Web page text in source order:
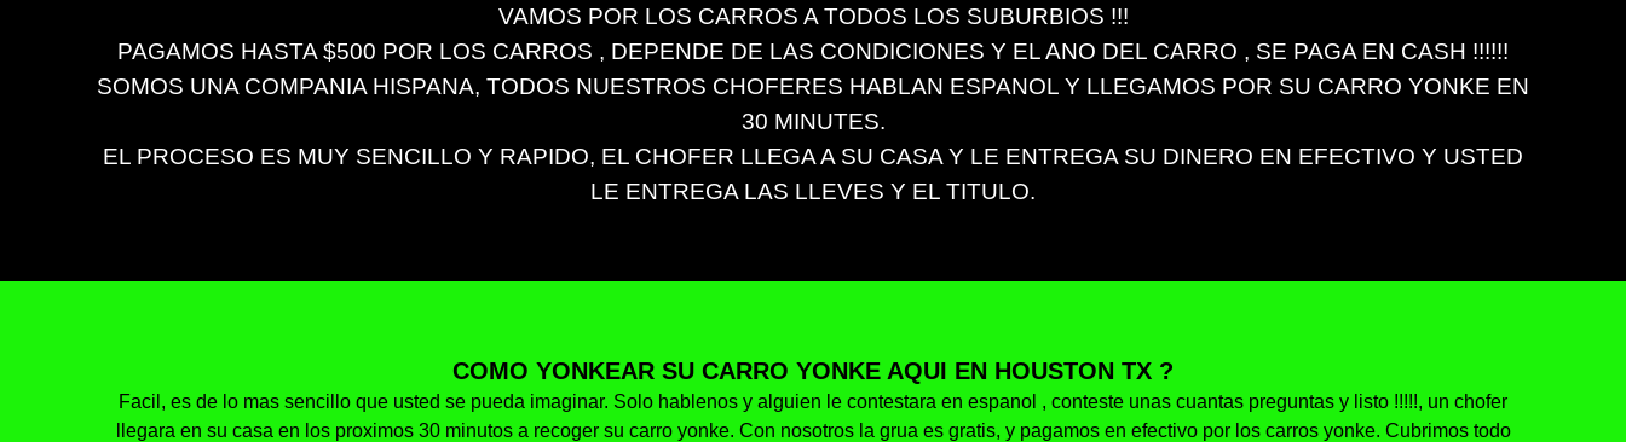
VAMOS POR LOS CARROS A TODOS LOS SUBURBIOS !!!
PAGAMOS HASTA $500 POR LOS CARROS , DEPENDE DE LAS CONDICIONES Y EL ANO DEL CARRO , SE PAGA EN CASH !!!!!!
SOMOS UNA COMPANIA HISPANA, TODOS NUESTROS CHOFERES HABLAN ESPANOL Y LLEGAMOS POR SU CARRO YONKE EN
30 MINUTES.
EL PROCESO ES MUY SENCILLO Y RAPIDO, EL CHOFER LLEGA A SU CASA Y LE ENTREGA SU DINERO EN EFECTIVO Y USTED
LE ENTREGA LAS LLEVES Y EL TITULO.
COMO YONKEAR SU CARRO YONKE AQUI EN HOUSTON TX ?
Facil, es de lo mas sencillo que usted se pueda imaginar. Solo hablenos y alguien le contestara en espanol , conteste unas cuantas preguntas y listo !!!!!, un chofer
llegara en su casa en los proximos 30 minutos a recoger su carro yonke. Con nosotros la grua es gratis, y pagamos en efectivo por los carros yonke. Cubrimos todo